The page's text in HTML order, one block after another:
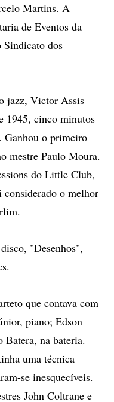
Martins. A
de Eventos da
Sindicato dos
jazz, Victor Assis
1945, cinco minutos
Ganhou o primeiro
mestre Paulo Moura.
do Little Club,
o melhor
"Desenhos",
que contava com
piano; Edson
na bateria.
uma técnica
se inesquecíveis.
John Coltrane e